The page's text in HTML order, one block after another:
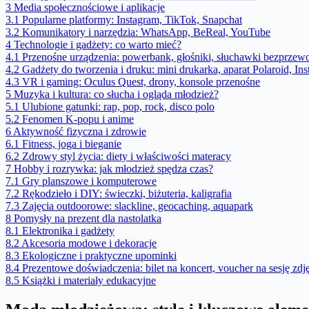
3 Media społecznościowe i aplikacje
3.1 Popularne platformy: Instagram, TikTok, Snapchat
3.2 Komunikatory i narzędzia: WhatsApp, BeReal, YouTube
4 Technologie i gadżety: co warto mieć?
4.1 Przenośne urządzenia: powerbank, głośniki, słuchawki
4.2 Gadżety do tworzenia i druku: mini drukarka, aparat Polaroid,
4.3 VR i gaming: Oculus Quest, drony, konsole przenośne
5 Muzyka i kultura: co słucha i ogląda młodzież?
5.1 Ulubione gatunki: rap, pop, rock, disco polo
5.2 Fenomen K-popu i anime
6 Aktywność fizyczna i zdrowie
6.1 Fitness, joga i bieganie
6.2 Zdrowy styl życia: diety i właściwości materacy
7 Hobby i rozrywka: jak młodzież spędza czas?
7.1 Gry planszowe i komputerowe
7.2 Rękodzieło i DIY: świeczki, biżuteria, kaligrafia
7.3 Zajęcia outdoorowe: slackline, geocaching, aquapark
8 Pomysły na prezent dla nastolatka
8.1 Elektronika i gadżety
8.2 Akcesoria modowe i dekoracje
8.3 Ekologiczne i praktyczne upominki
8.4 Prezentowe doświadczenia: bilet na koncert, voucher na sesję
8.5 Książki i materiały edukacyjne